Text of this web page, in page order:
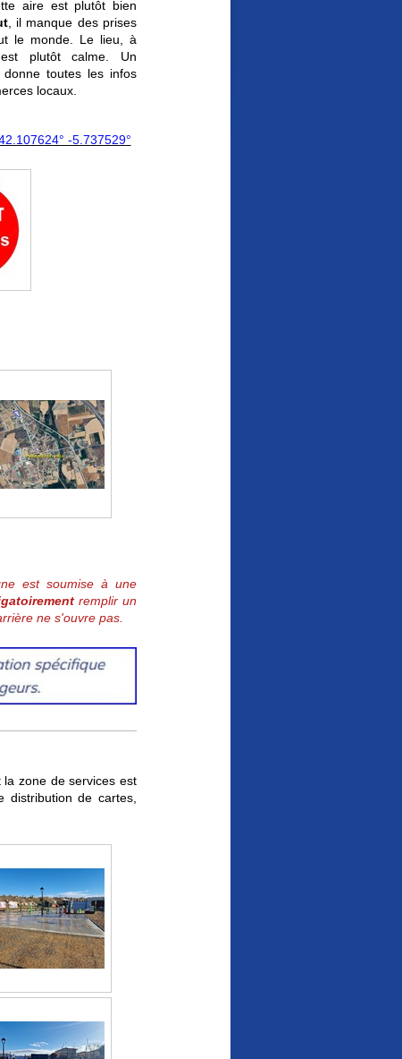
aire est plutôt bien
, il manque des prises
le monde. Le lieu, à
plutôt calme. Un
donne toutes les infos
locaux.
-5.737529°
est soumise à une
remplir un
ne s'ouvre pas.
zone de services est
de cartes,